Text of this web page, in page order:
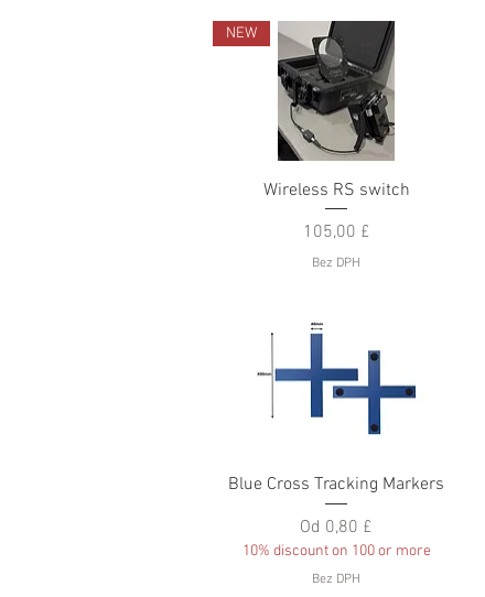
Rychlý náhled
NEW
Wireless RS switch
Cena
105,00 £
Bez DPH
Rychlý náhled
Blue Cross Tracking Markers
Od 0,80 £
Zvýhodněná cena
10% discount on 100 or more
Bez DPH